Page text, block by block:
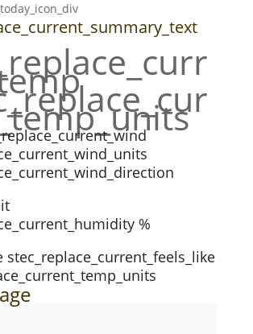
%
stec_replace_current_feels_like